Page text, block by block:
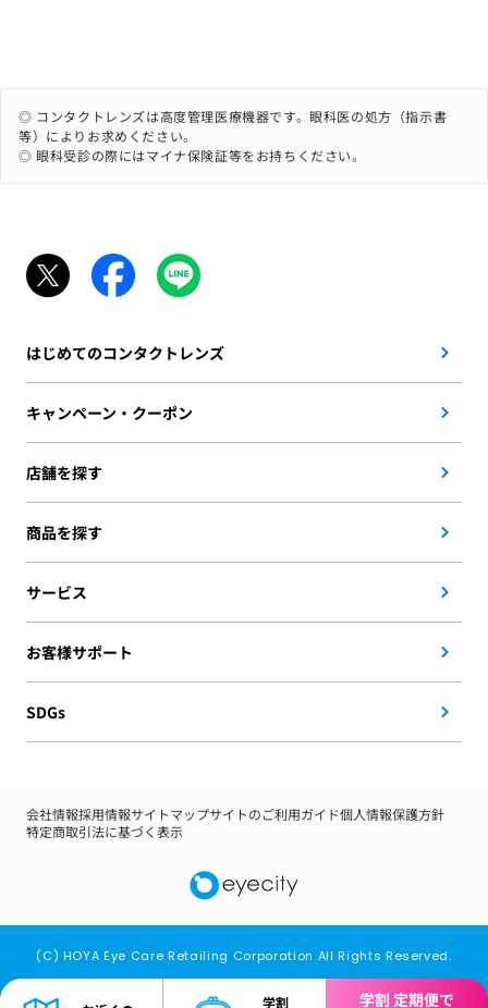
学割
学割 定期便で
◎ コンタクトレンズは高度管理医療機器です。眼科医の処方（指示書
等）によりお求めください。
◎ 眼科受診の際にはマイナ保険証等をお持ちください。
はじめてのコンタクトレンズ
キャンペーン・クーポン
店舗を探す
商品を探す
サービス
お客様サポート
SDGs
会社情報採用情報サイトマップサイトのご利用ガイド個人情報保護方針
特定商取引法に基づく表示
(C) HOYA Eye Care Retailing Corporation All Rights Reserved.